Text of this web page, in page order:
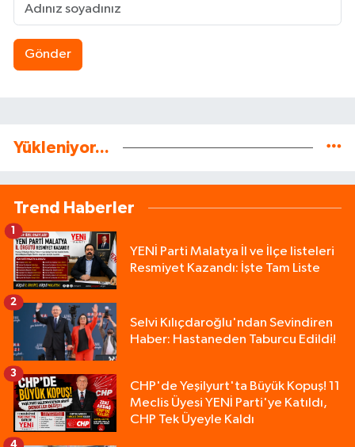
Gönder
Yükleniyor...
Trend Haberler
YENİ Parti Malatya İl ve İlçe listeleri
Resmiyet Kazandı: İşte Tam Liste
1
Selvi Kılıçdaroğlu'ndan Sevindiren
Haber: Hastaneden Taburcu Edildi!
2
CHP'de Yeşilyurt'ta Büyük Kopuş! 11
Meclis Üyesi YENİ Parti'ye Katıldı,
CHP Tek Üyeyle Kaldı
3